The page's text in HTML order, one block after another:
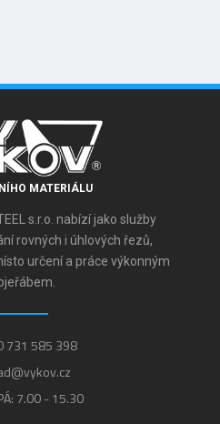
MATERIÁLU
s.r.o. nabízí jako služby
rovných i úhlových řezů,
určení a práce výkonným
731 585 398
7.00 - 15.30